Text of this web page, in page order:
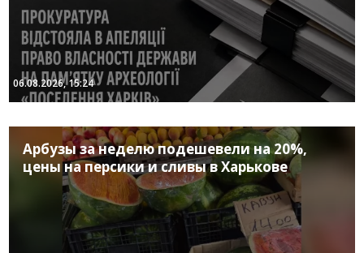
06.08.2026, 15:24
Арбузы за неделю подешевели на 20%,
цены на персики и сливы в Харькове